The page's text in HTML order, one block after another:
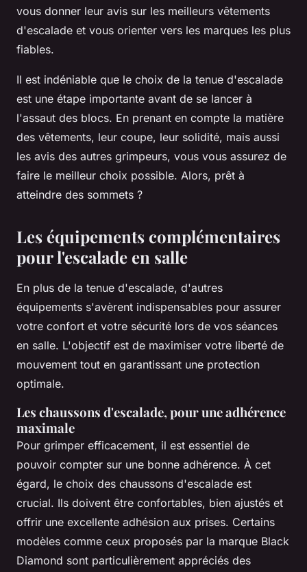
vous donner leur avis sur les meilleurs vêtements
d'escalade et vous orienter vers les marques les plus
fiables.
Il est indéniable que le choix de la tenue d'escalade
est une étape importante avant de se lancer à
l'assaut des blocs. En prenant en compte la matière
des vêtements, leur coupe, leur solidité, mais aussi
les avis des autres grimpeurs, vous vous assurez de
faire le meilleur choix possible. Alors, prêt à
atteindre des sommets ?
Les équipements complémentaires
pour l'escalade en salle
En plus de la tenue d'escalade, d'autres
équipements s'avèrent indispensables pour assurer
votre confort et votre sécurité lors de vos séances
en salle. L'objectif est de maximiser votre liberté de
mouvement tout en garantissant une protection
optimale.
Les chaussons d'escalade, pour une adhérence
maximale
Pour grimper efficacement, il est essentiel de
pouvoir compter sur une bonne adhérence. À cet
égard, le choix des chaussons d'escalade est
crucial. Ils doivent être confortables, bien ajustés et
offrir une excellente adhésion aux prises. Certains
modèles comme ceux proposés par la marque Black
Diamond sont particulièrement appréciés des